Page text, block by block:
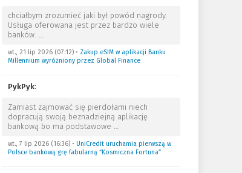
chciałbym zrozumieć jaki był powód nagrody.
Usługa oferowana jest przez bardzo wiele
banków. …
wt., 21 lip 2026 (07:12)• Zakup eSIM w aplikacji Banku
Millennium wyróżniony przez Global Finance
PykPyk:
Zamiast zajmować się pierdołami niech
dopracują swoją beznadziejną aplikację
bankową bo ma podstawowe …
wt., 7 lip 2026 (16:36)• UniCredit uruchamia pierwszą w
Polsce bankową grę fabularną “Kosmiczna Fortuna”